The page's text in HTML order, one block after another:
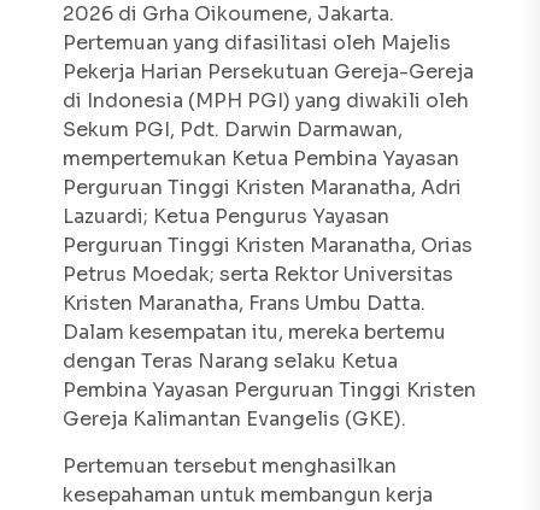
2026 di Grha Oikoumene, Jakarta.
Pertemuan yang difasilitasi oleh Majelis
Pekerja Harian Persekutuan Gereja-Gereja
di Indonesia (MPH PGI) yang diwakili oleh
Sekum PGI, Pdt. Darwin Darmawan,
mempertemukan Ketua Pembina Yayasan
Perguruan Tinggi Kristen Maranatha, Adri
Lazuardi; Ketua Pengurus Yayasan
Perguruan Tinggi Kristen Maranatha, Orias
Petrus Moedak; serta Rektor Universitas
Kristen Maranatha, Frans Umbu Datta.
Dalam kesempatan itu, mereka bertemu
dengan Teras Narang selaku Ketua
Pembina Yayasan Perguruan Tinggi Kristen
Gereja Kalimantan Evangelis (GKE).
Pertemuan tersebut menghasilkan
kesepahaman untuk membangun kerja